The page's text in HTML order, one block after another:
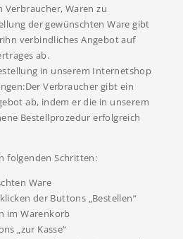
Waren zu
der gewünschten Ware gibt
verbindliches Angebot auf
ab.
in unserem Internetshop
Verbraucher gibt ein
ab, indem er die in unserem
Bestellprozedur erfolgreich
folgenden Schritten:
Ware
der Buttons „Bestellen“
im Warenkorb
„zur Kasse“